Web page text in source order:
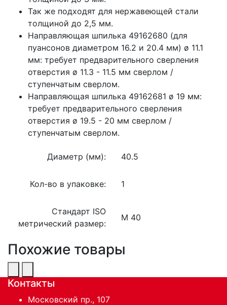
Так же подходят для нержавеющей стали
толщиной до 2,5 мм.
Направляющая шпилька 49162680 (для
пуансонов диаметром 16.2 и 20.4 мм) ø 11.1
мм: требует предварительного сверления
отверстия ø 11.3 - 11.5 мм сверлом /
ступенчатым сверлом.
Направляющая шпилька 49162681 ø 19 мм:
требует предварительного сверления
отверстия ø 19.5 - 20 мм сверлом /
ступенчатым сверлом.
Диаметр (мм): 40.5
Кол-во в упаковке: 1
Стандарт ISO
метрический размер:
M 40
Похожие товары
Контакты
Московский пр., 107